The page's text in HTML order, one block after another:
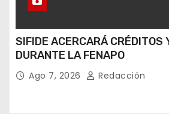
SIFIDE ACERCARÁ CRÉDITOS
DURANTE LA FENAPO
Ago 7, 2026 Redacción